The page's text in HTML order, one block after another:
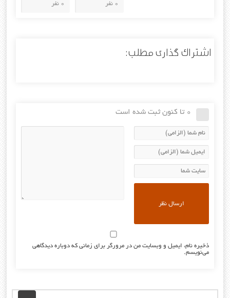
0 نفر 0 نفر
اشتراک گذاری مطلب:
0 تا کنون ثبت شده است
ذخیره نام، ایمیل و وبسایت من در مرورگر برای زمانی که دوباره دیدگاهی
می‌نویسم.